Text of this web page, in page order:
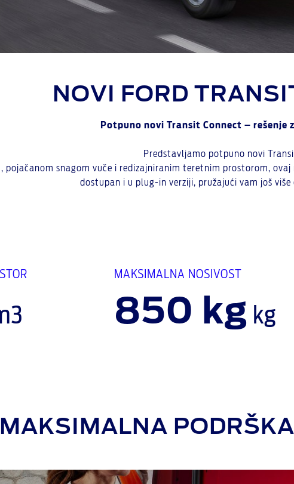
NOVI FORD
Potpuno novi Transit Connect – rešenje
Predstavljamo potpuno novi
pojačanom snagom vuče i redizajniranim teretnim prostorom,
dostupan i u plug-in verziji, pružajući vam još više
MAKSIMALNA NOSIVOST
850 kg kg
MAKSIMALNA